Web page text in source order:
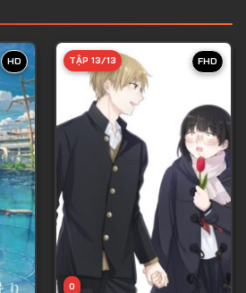
Tập 6
Tập 7
Tập 8
Tập 9
Tập 10
Tập 11
Tập 12
Tập 13
Tập 14
HD FHD
0
TẬP 13/13